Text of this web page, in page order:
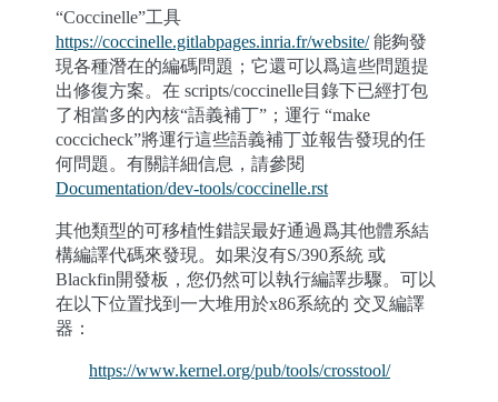
“Coccinelle”工具
https://coccinelle.gitlabpages.inria.fr/website/能夠發
現各種潛在的編碼問題；它還可以爲這些問題提
出修復方案。在 scripts/coccinelle目錄下已經打包
了相當多的內核“語義補丁”；運行 “make
coccicheck”將運行這些語義補丁並報告發現的任
何問題。有關詳細信息，請參閱
Documentation/dev-tools/coccinelle.rst
其他類型的可移植性錯誤最好通過爲其他體系結
構編譯代碼來發現。如果沒有S/390系統 或
Blackfin開發板，您仍然可以執行編譯步驟。可以
在以下位置找到一大堆用於x86系統的 交叉編譯
器：
https://www.kernel.org/pub/tools/crosstool/